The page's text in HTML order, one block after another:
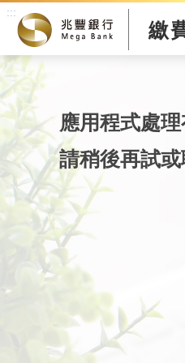
:::
繳
應用程式處
請稍後再試